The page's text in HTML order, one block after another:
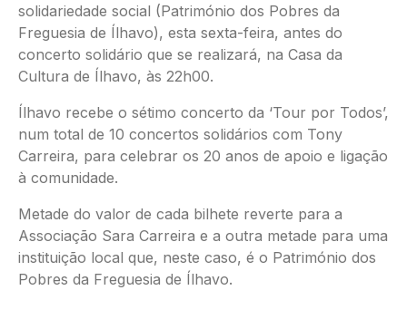
solidariedade social (Património dos Pobres da
Freguesia de Ílhavo), esta sexta-feira, antes do
concerto solidário que se realizará, na Casa da
Cultura de Ílhavo, às 22h00.
Ílhavo recebe o sétimo concerto da ‘Tour por Todos’,
num total de 10 concertos solidários com Tony
Carreira, para celebrar os 20 anos de apoio e ligação
à comunidade.
Metade do valor de cada bilhete reverte para a
Associação Sara Carreira e a outra metade para uma
instituição local que, neste caso, é o Património dos
Pobres da Freguesia de Ílhavo.